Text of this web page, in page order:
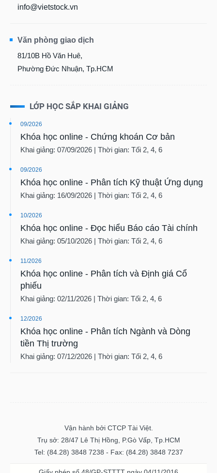
info@vietstock.vn
Văn phòng giao dịch
81/10B Hồ Văn Huê,
Phường Đức Nhuận, Tp.HCM
LỚP HỌC SẮP KHAI GIẢNG
09/2026
Khóa học online - Chứng khoán Cơ bản
Khai giảng: 07/09/2026 | Thời gian: Tối 2, 4, 6
09/2026
Khóa học online - Phân tích Kỹ thuật Ứng dụng
Khai giảng: 16/09/2026 | Thời gian: Tối 2, 4, 6
10/2026
Khóa học online - Đọc hiểu Báo cáo Tài chính
Khai giảng: 05/10/2026 | Thời gian: Tối 2, 4, 6
11/2026
Khóa học online - Phân tích và Định giá Cổ
phiếu
Khai giảng: 02/11/2026 | Thời gian: Tối 2, 4, 6
12/2026
Khóa học online - Phân tích Ngành và Dòng
tiền Thị trường
Khai giảng: 07/12/2026 | Thời gian: Tối 2, 4, 6
Vận hành bởi CTCP Tài Việt.
Trụ sở: 28/47 Lê Thị Hồng, P.Gò Vấp, Tp.HCM
Tel: (84.28) 3848 7238 - Fax: (84.28) 3848 7237
DỊCH
TRUYỀN
THÔNG
ÍCH
ĐỘNG
SẢN
Mã
chứng
khoán
Lãnh
đạo
Tất cả Người nội bộ Người liên quan Cổ đông lớn
Tin